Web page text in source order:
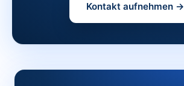
Kontakt aufnehmen →